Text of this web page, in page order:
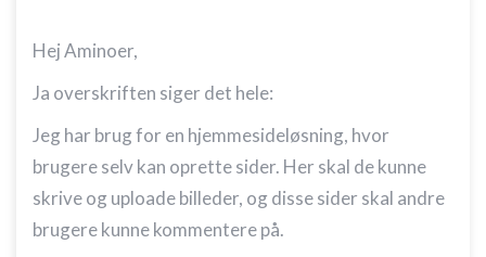
Hej Aminoer,
Ja overskriften siger det hele:
Jeg har brug for en hjemmesideløsning, hvor
brugere selv kan oprette sider. Her skal de kunne
skrive og uploade billeder, og disse sider skal andre
brugere kunne kommentere på.